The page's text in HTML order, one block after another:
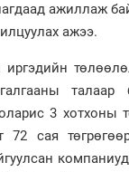
ажиллаж
ажээ.
иргэдийн
3 хотхоны
72 сая